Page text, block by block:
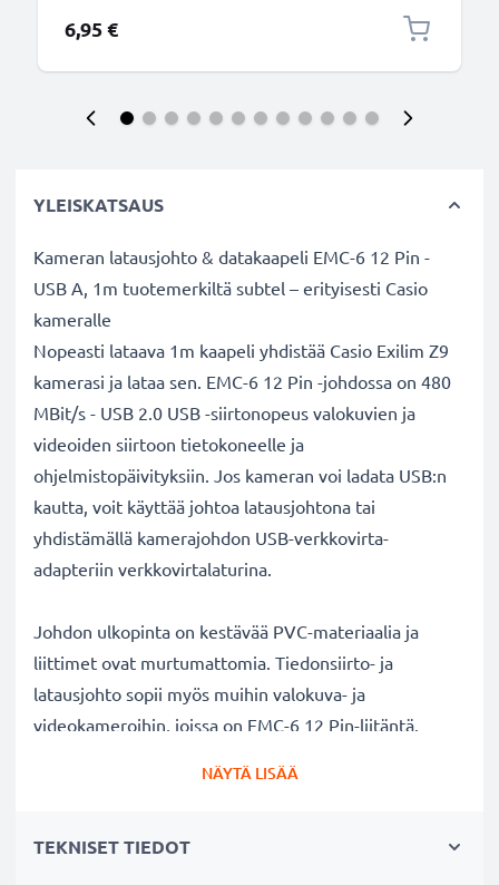
6,95 €
YLEISKATSAUS
Kameran latausjohto & datakaapeli EMC-6 12 Pin -
USB A, 1m tuotemerkiltä subtel – erityisesti Casio
kameralle
Nopeasti lataava 1m kaapeli yhdistää Casio Exilim Z9
kamerasi ja lataa sen. EMC-6 12 Pin -johdossa on 480
MBit/s - USB 2.0 USB -siirtonopeus valokuvien ja
videoiden siirtoon tietokoneelle ja
ohjelmistopäivityksiin. Jos kameran voi ladata USB:n
kautta, voit käyttää johtoa latausjohtona tai
yhdistämällä kamerajohdon USB-verkkovirta-
adapteriin verkkovirtalaturina.
Johdon ulkopinta on kestävää PVC-materiaalia ja
liittimet ovat murtumattomia. Tiedonsiirto- ja
latausjohto sopii myös muihin valokuva- ja
videokameroihin, joissa on EMC-6 12 Pin-liitäntä.
Casiokameran lataus- ja datakaapeli 1m
NÄYTÄ LISÄÄ
TEKNISET TIEDOT